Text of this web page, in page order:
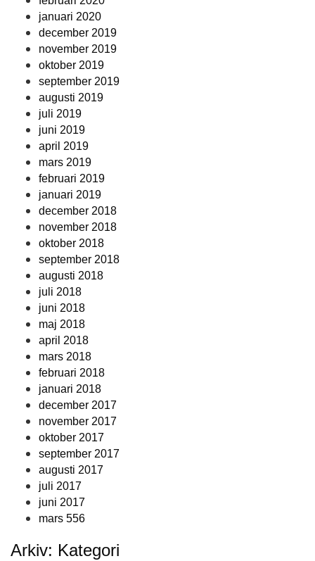
januari 2020
december 2019
november 2019
oktober 2019
september 2019
augusti 2019
juli 2019
juni 2019
april 2019
mars 2019
februari 2019
januari 2019
december 2018
november 2018
oktober 2018
september 2018
augusti 2018
juli 2018
juni 2018
maj 2018
april 2018
mars 2018
februari 2018
januari 2018
december 2017
november 2017
oktober 2017
september 2017
augusti 2017
juli 2017
juni 2017
mars 556
Arkiv: Kategori